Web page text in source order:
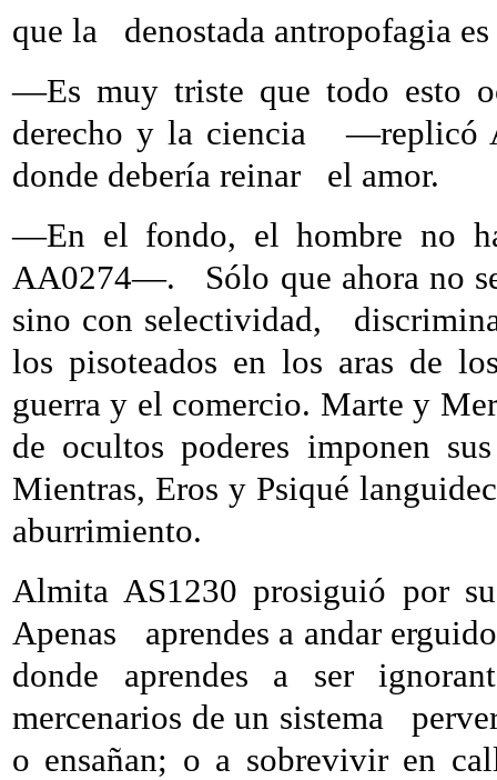
que la
denostada antropofagia
—Es muy triste que todo esto
derecho y la ciencia
—replicó
donde debería reinar
el amor.
—En el fondo, el hombre no
AA0274—.
Sólo que ahora no
sino con selectividad,
los pisoteados en los aras de
guerra y el comercio. Marte y
de ocultos poderes imponen
Mientras, Eros y Psiqué
aburrimiento.
Almita AS1230 prosiguió por
Apenas
aprendes a andar
donde aprendes a ser
mercenarios de un sistema
o ensañan; o a sobrevivir en